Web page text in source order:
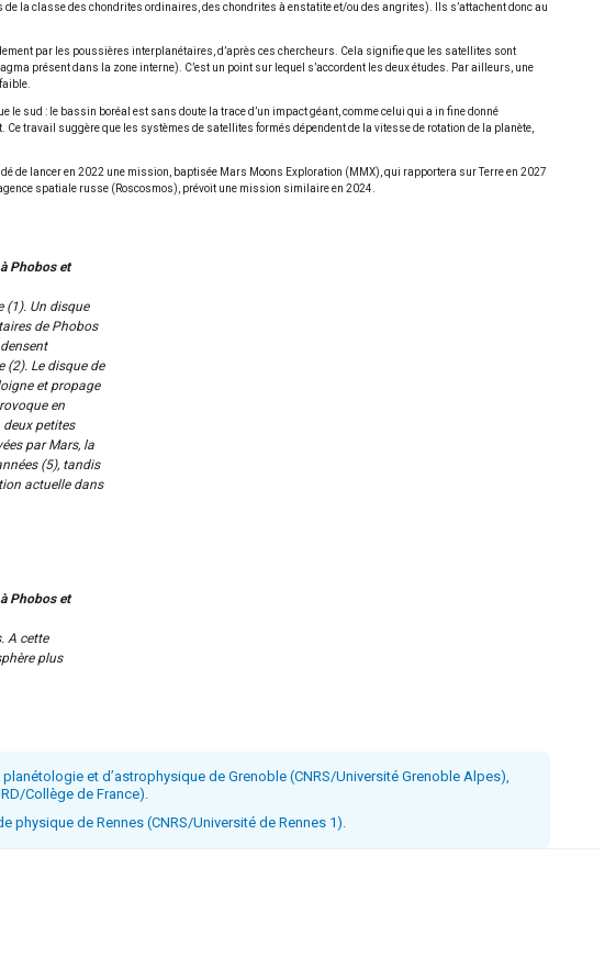
la classe des chondrites ordinaires, des chondrites à enstatite et/ou des angrites). Ils s’attachent donc au
par les poussières interplanétaires, d’après ces chercheurs. Cela signifie que les satellites sont
présent dans la zone interne). C’est un point sur lequel s’accordent les deux études. Par ailleurs, une
sud : le bassin boréal est sans doute la trace d’un impact géant, comme celui qui a in fine donné
travail suggère que les systèmes de satellites formés dépendent de la vitesse de rotation de la planète,
de lancer en 2022 une mission, baptisée Mars Moons Exploration (MMX), qui rapportera sur Terre en 2027
spatiale russe (Roscosmos), prévoit une mission similaire en 2024.
Phobos et
(1). Un disque
de Phobos
(2). Le disque de
et propage
en
deux petites
par Mars, la
(5), tandis
actuelle dans
Phobos et
A cette
plus
et d’astrophysique de Grenoble (CNRS/Université Grenoble Alpes),
Collège de France).
physique de Rennes (CNRS/Université de Rennes 1).